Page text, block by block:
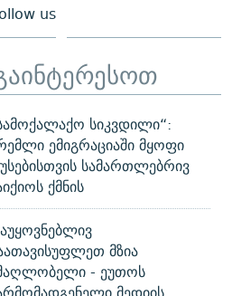
us
სიკვდილი“:
ემიგრაციაში მყოფი
სამართლებრივ
ქმნის
მზია
- ეუთოს